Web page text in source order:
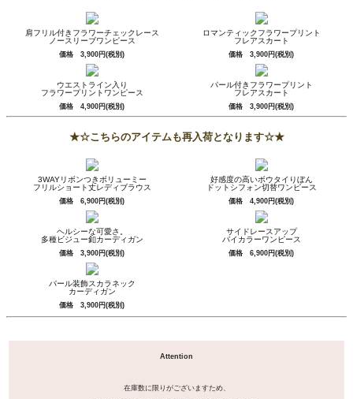
肩フリル付きフラワーチェックレース
ノースリーブワンピース
価格 3,900円(税別)
ロマンティックフラワープリント
フレアスカート
価格 3,900円(税別)
ウエストライン入り
フラワープリントワンピース
価格 4,900円(税別)
パール付きフラワープリント
フレアスカート
価格 3,900円(税別)
★☆こちらのアイテムも再入荷となります☆★
3WAYリボンつきボリューミー
フリルショート丈レディブラウス
価格 6,900円(税別)
好感度の高いボウタイりぼん
ドットシフォン切替ワンピース
価格 4,900円(税別)
ヘルシーな可愛さ。
多種ビジュー釦カーディガン
価格 3,900円(税別)
サイドレースアップ
バイカラーワンピース
価格 6,900円(税別)
パール装飾スカラネック
カーディガン
価格 3,900円(税別)
Attention
在庫数に限りがございますため、